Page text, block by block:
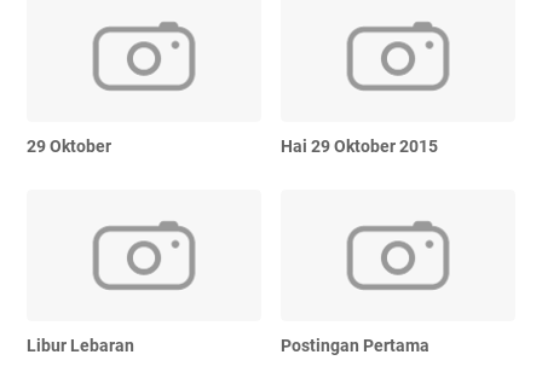
29 Oktober Hai 29 Oktober 2015
Libur Lebaran Postingan Pertama